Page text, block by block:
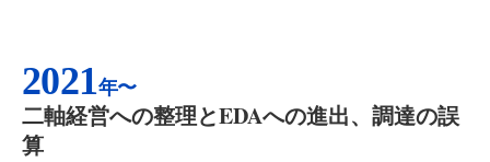
2021年〜
二軸経営への整理とEDAへの進出、調達の誤
算